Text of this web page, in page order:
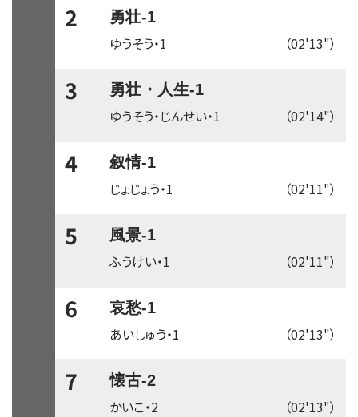
2 勇壮-1
（02'13"）
ゆうそう・1
3 勇壮・人生-1
（02'14"）
ゆうそう・じんせい・1
4 叙情-1
（02'11"）
じょじょう・1
5 風景-1
（02'11"）
ふうけい・1
6 哀愁-1
（02'13"）
あいしゅう・1
7 懐古-2
（02'13"）
かいこ・2